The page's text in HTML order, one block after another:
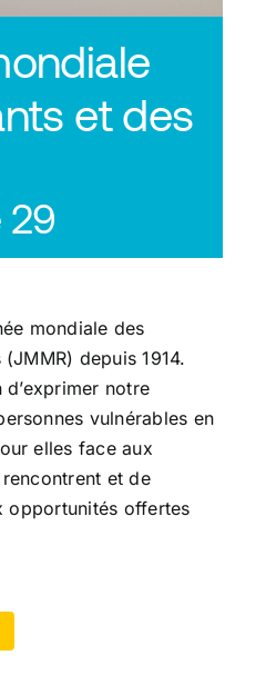
et des
29
mondiale des
depuis 1914.
d’exprimer notre
vulnérables en
elles face aux
et de
opportunités offertes